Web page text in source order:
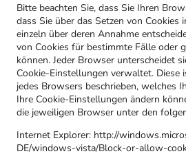
Bitte beachten Sie, dass Sie Ihren
dass Sie über das Setzen von
einzeln über deren Annahme
von Cookies für bestimmte Fälle oder
können. Jeder Browser unterscheidet
Cookie-Einstellungen verwaltet. Diese
jedes Browsers beschrieben, welches
Ihre Cookie-Einstellungen ändern
die jeweiligen Browser unter den
Internet Explorer: http://
DE/windows-vista/Block-or-allow-